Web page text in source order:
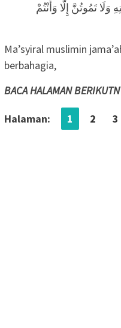
وَلَا تَمُوتُنَّ إِلَّا وَأَنْتُمْ
Ma’syiral muslimin
berbahagia,
BACA HALAMAN
Halaman: 1 2 3